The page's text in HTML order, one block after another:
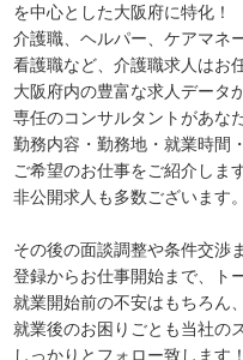
を中心とした大阪府に特化！
介護職、ヘルパー、ケアマネ
看護職など、介護職求人はお
大阪府内の豊富な求人データ
専任のコンサルタントがあな
勤務内容・勤務地・就業時間
ご希望のお仕事をご紹介します
非公開求人も多数ございます。
その後の面談調整や条件交渉
登録からお仕事開始まで、ト
就業開始前の不安はもちろん、
就業後のお困りごとも当社の
しっかりとフォロー致します！